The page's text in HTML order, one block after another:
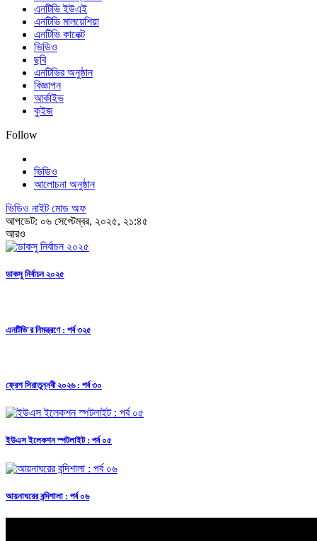
এনটিভি ইউএই
এনটিভি মালয়েশিয়া
এনটিভি কানেক্ট
ভিডিও
ছবি
এনটিভির অনুষ্ঠান
বিজ্ঞাপন
আর্কাইভ
কুইজ
Follow
ভিডিও
আলোচনা অনুষ্ঠান
ভিডিও নাইট মোড অফ
আপডেট: ০৬ সেপ্টেম্বর, ২০২৫, ২১:৪৫
আরও
ডাকসু নির্বাচন ২০২৫
এনটিভি'র নিমন্ত্রণে : পর্ব ৩২৫
ফ্রেশ সিরাতুন্নবী ২০২৬ : পর্ব ৩০
ইউএস ইলেকশন স্পটলাইট : পর্ব ০৫
আয়নাঘরের বন্দিশালা : পর্ব ০৬